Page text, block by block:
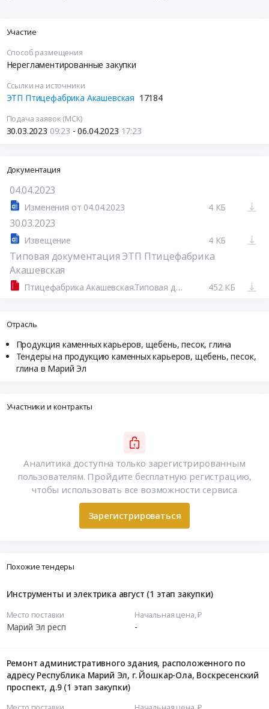
Участие
Способ размещения
Нерегламентированные закупки
Ссылки на источники
ЭТП Птицефабрика Акашевская 17184
Подача заявок (МСК)
30.03.2023 09:23 - 06.04.2023 17:23
Документация
04.04.2023
Изменения от 04.04.2023 4 КБ
30.03.2023
Извещение 4 КБ
Типовая документация ЭТП Птицефабрика
Акашевская
Птицефабрика Акашевская.Типовая документация.zip 452 КБ
Отрасль
Продукция каменных карьеров, щебень, песок, глина
Тендеры на продукцию каменных карьеров, щебень, песок,
глина в Марий Эл
Участники и контракты
Аналитика доступна только зарегистрированным
пользователям. Пройдите бесплатную регистрацию,
чтобы использовать все возможности сервиса
Зарегистрироваться
Похожие тендеры
Инструменты и электрика август (1 этап закупки)
Место поставки
Марий Эл респ
Начальная цена, ₽
-
Ремонт административного здания, расположенного по
адресу Республика Марий Эл, г. Йошкар-Ола, Воскресенский
проспект, д.9 (1 этап закупки)